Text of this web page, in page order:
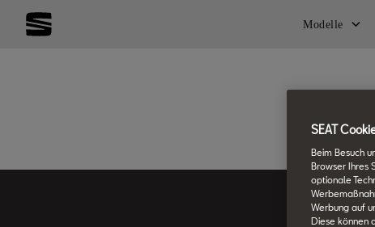
Modelle
SEAT
Beim Besuch
Browser Ihres
optionale
Werbung auf
Diese können